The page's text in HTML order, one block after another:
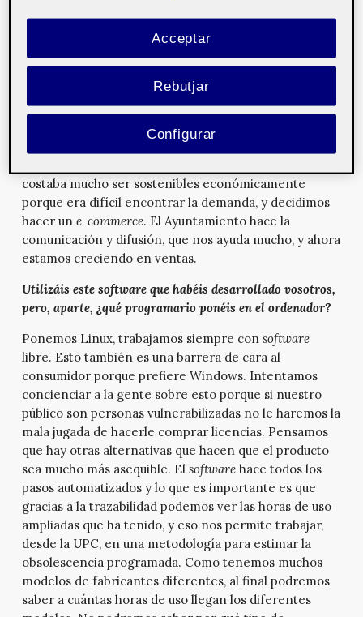
hace un binomio segunda mano-pobreza, Circula.cat
es el paso final de una serie de caminos que hemos
¿En qué momento surgió la idea?
Surgió hace un año y fue una idea conjunta con el
costaba mucho ser sostenibles económicamente
porque era difícil encontrar la demanda, y decidimos
hacer un e-commerce. El Ayuntamiento hace la
comunicación y difusión, que nos ayuda mucho, y ahora
estamos creciendo en ventas.
Utilizáis este software que habéis desarrollado vosotros,
pero, aparte, ¿qué programario ponéis en el ordenador?
Ponemos Linux, trabajamos siempre con software
libre. Esto también es una barrera de cara al
consumidor porque prefiere Windows. Intentamos
concienciar a la gente sobre esto porque si nuestro
público son personas vulnerabilizadas no le haremos la
mala jugada de hacerle comprar licencias. Pensamos
que hay otras alternativas que hacen que el producto
sea mucho más asequible. El software hace todos los
pasos automatizados y lo que es importante es que
gracias a la trazabilidad podemos ver las horas de uso
ampliadas que ha tenido, y eso nos permite trabajar,
desde la UPC, en una metodología para estimar la
obsolescencia programada. Como tenemos muchos
modelos de fabricantes diferentes, al final podremos
saber a cuántas horas de uso llegan los diferentes
Rebutjar
Acceptar
Configurar